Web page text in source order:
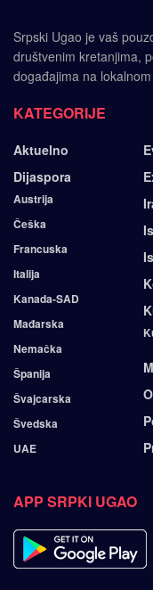
Srpski Ugao je vaš
društvenim kretanjima,
događajima na
KATEGORIJE
Aktuelno
Dijaspora
Austrija
Češka
Francuska
Italija
Kanada-SAD
Mađarska
Nemačka
Španija
Švajcarska
Švedska
UAE
APP SRPKI UGAO